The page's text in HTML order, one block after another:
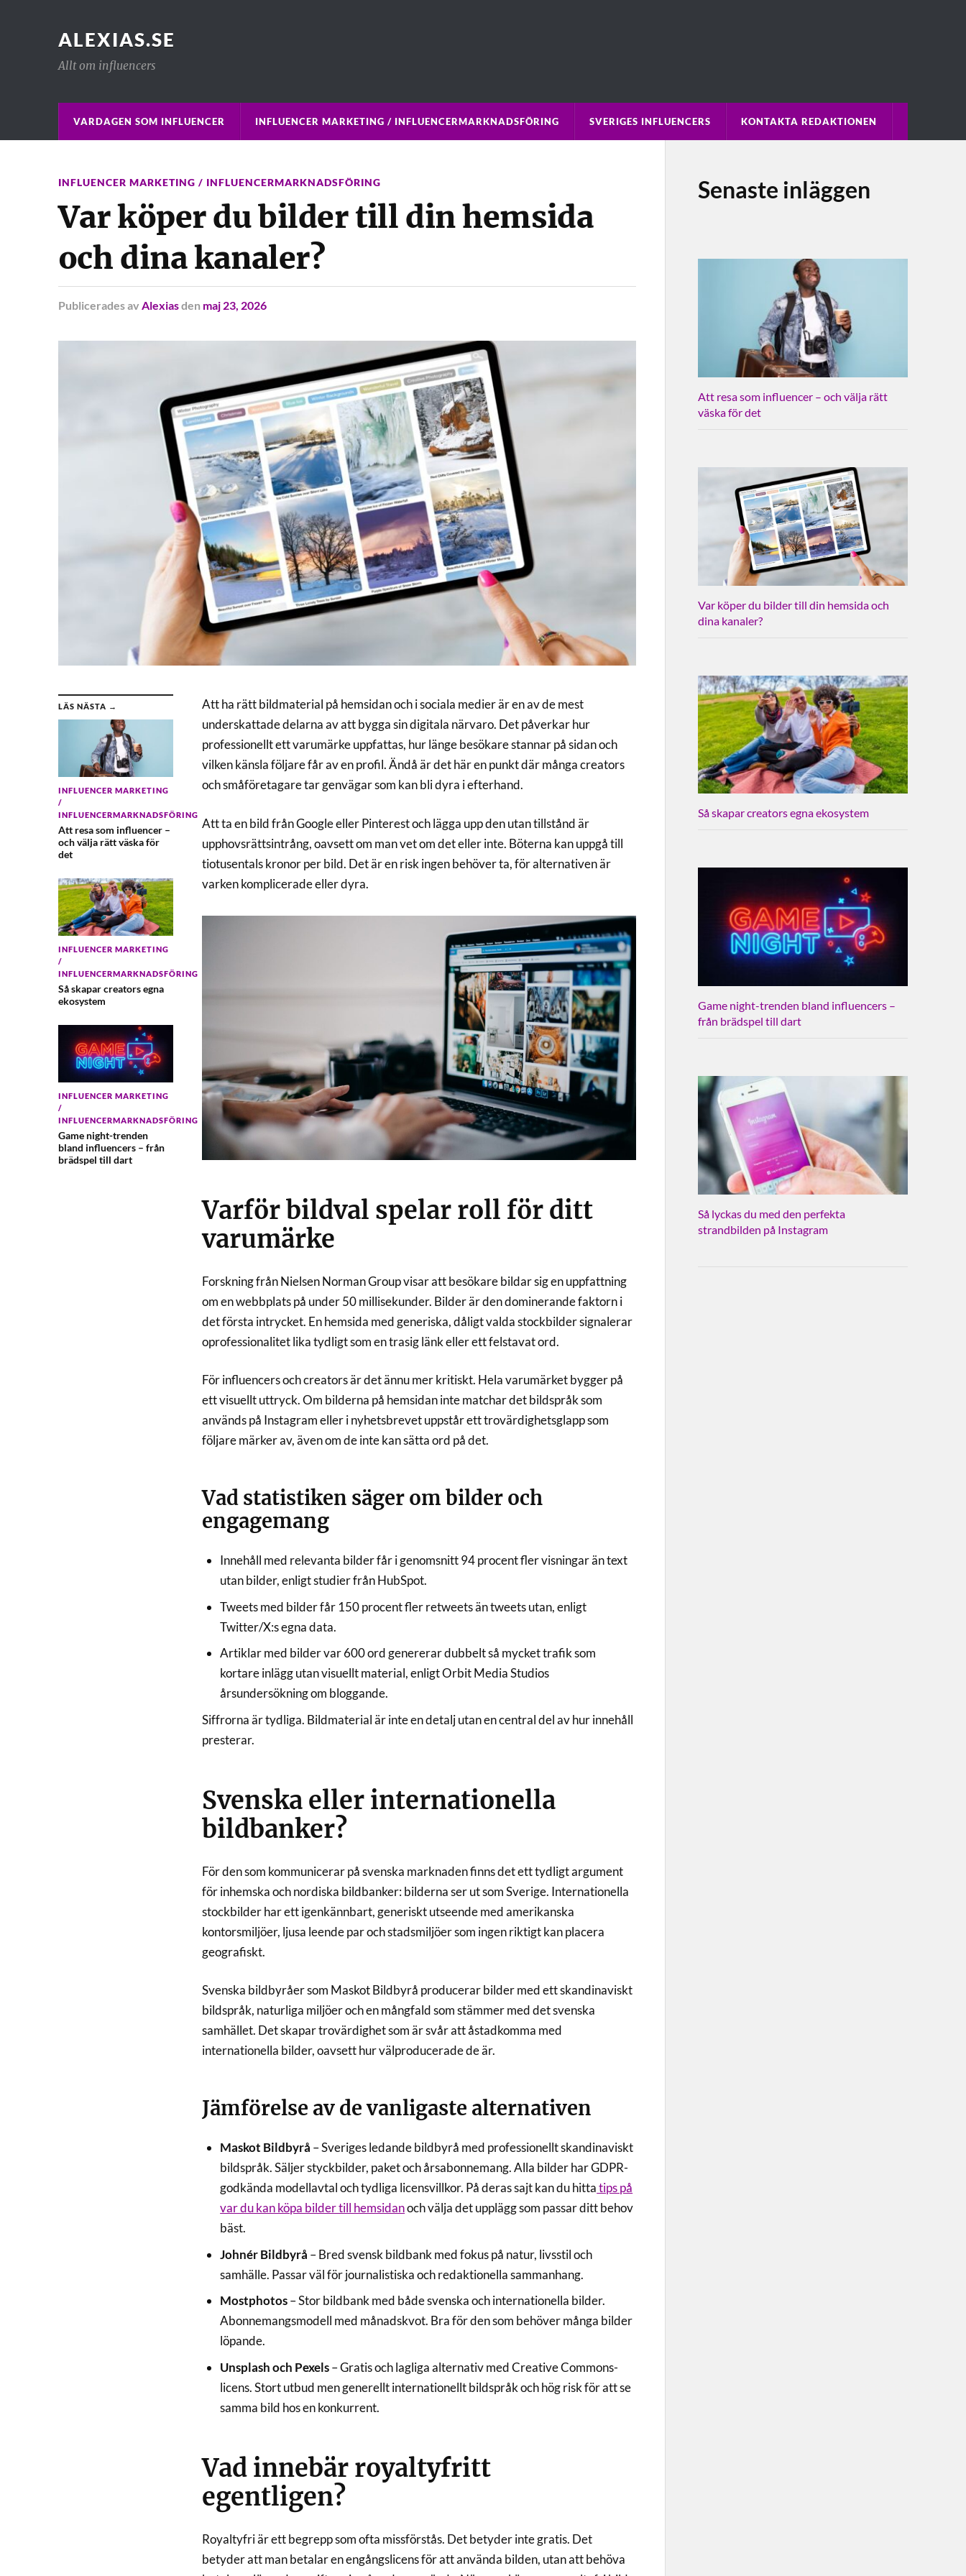
ALEXIAS.SE
Allt om influencers
VARDAGEN SOM INFLUENCER INFLUENCER MARKETING / INFLUENCERMARKNADSFÖRING SVERIGES INFLUENCERS KONTAKTA REDAKTIONEN
INFLUENCER MARKETING / INFLUENCERMARKNADSFÖRING
Var köper du bilder till din hemsida
och dina kanaler?
Publiceradesav Alexiasden maj 23, 2026
LÄS NÄSTA →
INFLUENCER MARKETING
/
INFLUENCERMARKNADSFÖRING
Att resa som influencer –
och välja rätt väska för
det
INFLUENCER MARKETING
/
INFLUENCERMARKNADSFÖRING
Så skapar creators egna
ekosystem
INFLUENCER MARKETING
/
INFLUENCERMARKNADSFÖRING
Game night-trenden
bland influencers – från
brädspel till dart
Att ha rätt bildmaterial på hemsidan och i sociala medier är en av de mest
underskattade delarna av att bygga sin digitala närvaro. Det påverkar hur
professionellt ett varumärke uppfattas, hur länge besökare stannar på sidan och
vilken känsla följare får av en profil. Ändå är det här en punkt där många creators
och småföretagare tar genvägar som kan bli dyra i efterhand.
Att ta en bild från Google eller Pinterest och lägga upp den utan tillstånd är
upphovsrättsintrång, oavsett om man vet om det eller inte. Böterna kan uppgå till
tiotusentals kronor per bild. Det är en risk ingen behöver ta, för alternativen är
varken komplicerade eller dyra.
Varför bildval spelar roll för ditt
varumärke
Forskning från Nielsen Norman Group visar att besökare bildar sig en uppfattning
om en webbplats på under 50 millisekunder. Bilder är den dominerande faktorn i
det första intrycket. En hemsida med generiska, dåligt valda stockbilder signalerar
oprofessionalitet lika tydligt som en trasig länk eller ett felstavat ord.
För influencers och creators är det ännu mer kritiskt. Hela varumärket bygger på
ett visuellt uttryck. Om bilderna på hemsidan inte matchar det bildspråk som
används på Instagram eller i nyhetsbrevet uppstår ett trovärdighetsglapp som
följare märker av, även om de inte kan sätta ord på det.
Vad statistiken säger om bilder och
engagemang
Innehåll med relevanta bilder får i genomsnitt 94 procent fler visningar än text
utan bilder, enligt studier från HubSpot.
Tweets med bilder får 150 procent fler retweets än tweets utan, enligt
Twitter/X:s egna data.
Artiklar med bilder var 600 ord genererar dubbelt så mycket trafik som
kortare inlägg utan visuellt material, enligt Orbit Media Studios
årsundersökning om bloggande.
Siffrorna är tydliga. Bildmaterial är inte en detalj utan en central del av hur innehåll
presterar.
Svenska eller internationella
bildbanker?
För den som kommunicerar på svenska marknaden finns det ett tydligt argument
för inhemska och nordiska bildbanker: bilderna ser ut som Sverige. Internationella
stockbilder har ett igenkännbart, generiskt utseende med amerikanska
kontorsmiljöer, ljusa leende par och stadsmiljöer som ingen riktigt kan placera
geografiskt.
Svenska bildbyråer som Maskot Bildbyrå producerar bilder med ett skandinaviskt
bildspråk, naturliga miljöer och en mångfald som stämmer med det svenska
samhället. Det skapar trovärdighet som är svår att åstadkomma med
internationella bilder, oavsett hur välproducerade de är.
Jämförelse av de vanligaste alternativen
Maskot Bildbyrå – Sveriges ledande bildbyrå med professionellt skandinaviskt
bildspråk. Säljer styckbilder, paket och årsabonnemang. Alla bilder har GDPR-
godkända modellavtal och tydliga licensvillkor. På deras sajt kan du hittatips på
var du kan köpa bilder till hemsidanoch välja det upplägg som passar ditt behov
bäst.
Johnér Bildbyrå – Bred svensk bildbank med fokus på natur, livsstil och
samhälle. Passar väl för journalistiska och redaktionella sammanhang.
Mostphotos– Stor bildbank med både svenska och internationella bilder.
Abonnemangsmodell med månadskvot. Bra för den som behöver många bilder
löpande.
Unsplash och Pexels– Gratis och lagliga alternativ med Creative Commons-
licens. Stort utbud men generellt internationellt bildspråk och hög risk för att se
samma bild hos en konkurrent.
Vad innebär royaltyfritt
egentligen?
Royaltyfri är ett begrepp som ofta missförstås. Det betyder inte gratis. Det
betyder att man betalar en engångslicens för att använda bilden, utan att behöva
Senaste inläggen
Att resa som influencer – och välja rätt
väska för det
Var köper du bilder till din hemsida och
dina kanaler?
Så skapar creators egna ekosystem
Game night-trenden bland influencers –
från brädspel till dart
Så lyckas du med den perfekta
strandbilden på Instagram